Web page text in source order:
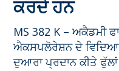
ਕਰਦੇ ਹਨ
MS 382 K – ਅਕੈਡਮੀ
ਐਕਸਪਲੋਰੇਸ਼ਨ ਦੇ
ਦੁਆਰਾ ਪ੍ਰਦਾਨ ਕੀਤੇ